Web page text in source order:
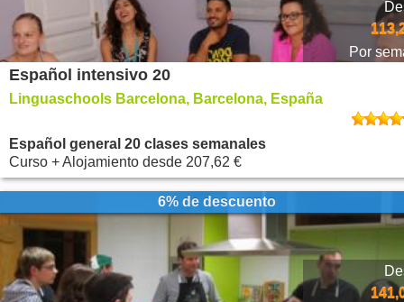
Moneda
Por
Español intensivo 20
Linguaschools Barcelona, Barcelona, España
Español general 20 clases semanales
Curso + Alojamiento desde 207,62 €
6% de descuento